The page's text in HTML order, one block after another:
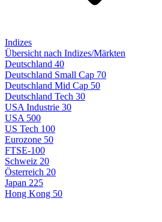
Indizes
Übersicht nach Indizes/Märkten
Deutschland 40
Deutschland Small Cap 70
Deutschland Mid Cap 50
Deutschland Tech 30
USA Industrie 30
USA 500
US Tech 100
Eurozone 50
FTSE-100
Schweiz 20
Österreich 20
Japan 225
Hong Kong 50